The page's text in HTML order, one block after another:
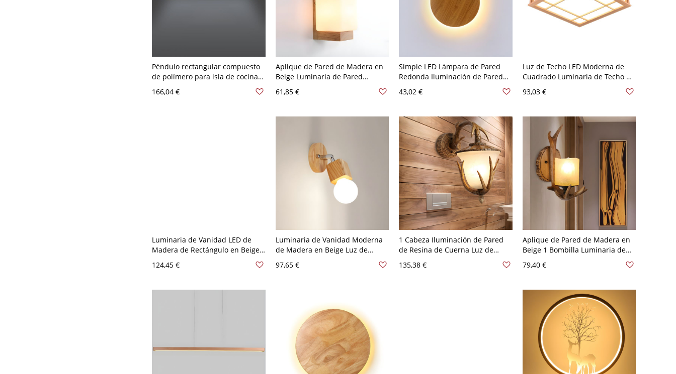
Péndulo rectangular compuesto
de polímero para isla de cocina
residencial, accesorio de luz LED
166,04 €
Aplique de Pared de Madera en
Beige Luminaria de Pared
Moderna con Sombra de Vidrio
Opaco - 110 A 120 V Rectángulo
61,85 €
Simple LED Lámpara de Pared
Redonda Iluminación de Pared
Metálica para Cuarto - 110 A 120
V Madera claro 20,32 cm
43,02 €
Luz de Techo LED Moderna de
Cuadrado Luminaria de Techo de
Madera en Beige para Comedor -
Madera 110 A 120 V 45 cm
93,03 €
Luminaria de Vanidad LED de
Madera de Rectángulo en Beige
Tocador - 110 A 120 V 35,56 cm
124,45 €
Luminaria de Vanidad Moderna
de Madera en Beige Luz de
Pared de Cubo para Baño - 110 A
120 V Madera 1
97,65 €
1 Cabeza Iluminación de Pared
de Resina de Cuerna Luz de
Pared Tradicional en Beige para
Salón - Madera 110 A 120 V
135,38 €
Aplique de Pared de Madera en
Beige 1 Bombilla Luminaria de
Pared Tradicional con Pantalla de
Vidrio de Cilindro - Madera 110 A
79,40 €